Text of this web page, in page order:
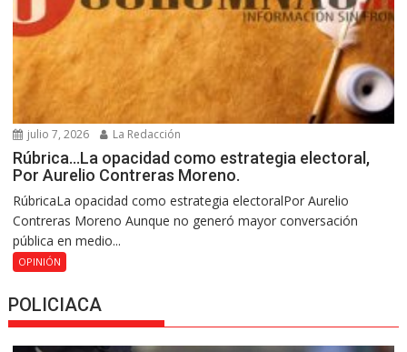
julio 7, 2026 La Redacción
Rúbrica…La opacidad como estrategia electoral,
Por Aurelio Contreras Moreno.
RúbricaLa opacidad como estrategia electoralPor Aurelio
Contreras Moreno Aunque no generó mayor conversación
pública en medio...
OPINIÓN
POLICIACA